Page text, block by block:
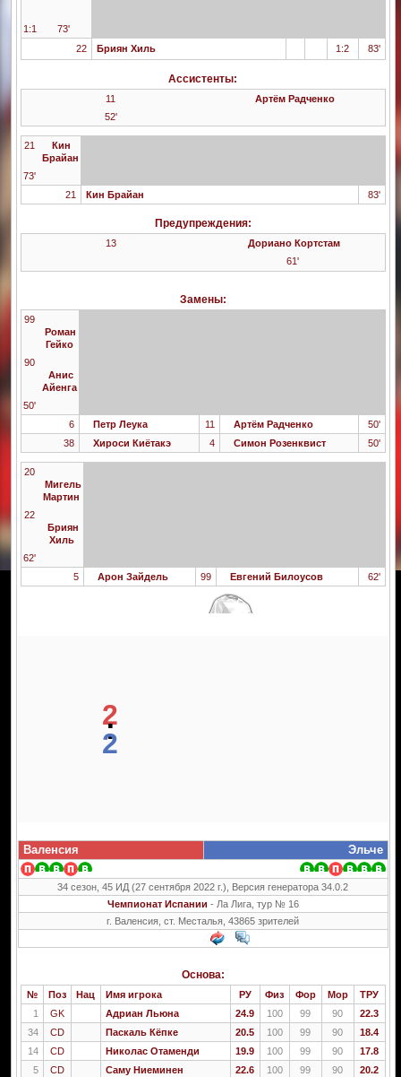
1:1
73'
22
Бриян Хиль 1:2 83'
Ассистенты:
11
Артём Радченко
52'
21
Кин
Брайан
73'
21
Кин Брайан 83'
Предупреждения:
13
Дориано Кортстам
61'
Замены:
99
Роман
Гейко
90
Анис
Айенга
50'
6
Петр Леука 11 Артём Радченко
50'
38
Хироси Киётакэ 4 Симон Розенквист 50'
20
Мигель
Мартин
22
Бриян
Хиль
62'
5
Арон Зайдель 99 Евгений Билоусов 62'
2
:
2
Валенсия Эльче
34 сезон, 45 ИД (27 сентября 2022 г.), Версия генератора 34.0.2
Чемпионат Испании - Ла Лига, тур № 16
г. Валенсия, ст. Месталья, 43865 зрителей
Основа:
№ Поз Нац Имя игрока РУ Физ Фор Мор
ТРУ
1
GK Адриан Льюна 24.9 100 99 90
22.3
34
CD Паскаль Кёпке 20.5 100 99 90
18.4
14
CD Николас Отаменди 19.9 100 99 90
17.8
5
CD Саму Ниеминен 22.6 100 99 90
20.2